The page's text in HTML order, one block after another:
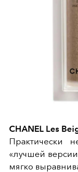
CHANEL Les
Практически
«лучшей
мягко